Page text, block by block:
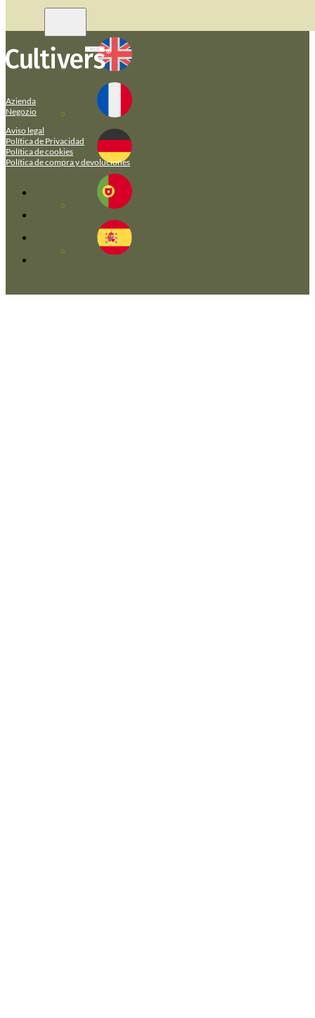
Azienda
Negozio
Aviso legal
Política de Privacidad
Política de cookies
Política de compra y devoluciones